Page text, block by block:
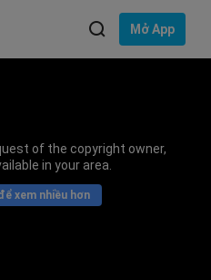
Mở App
of the copyright owner,
in your area.
xem nhiều hơn